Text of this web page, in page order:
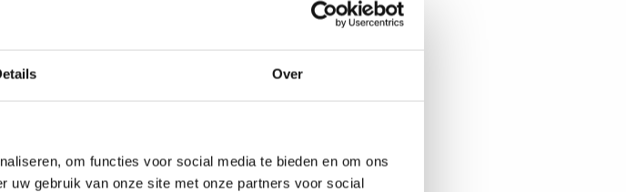
Over
om functies voor social media te bieden en om ons
uw gebruik van onze site met onze partners voor social
en België, waar
dat we daar ook succesvol
persoonlijke stijl.
maar dat gaan we
als in Nederland: online,